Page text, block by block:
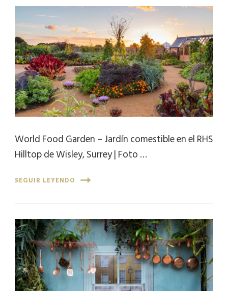
World Food Garden – Jardín comestible en el RHS
Hilltop de Wisley, Surrey | Foto …
SEGUIR LEYENDO